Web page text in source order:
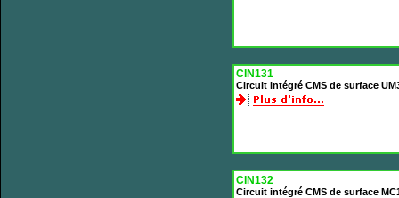
CIN131
Circuit intégré CMS de surface
CIN132
Circuit intégré CMS de surface